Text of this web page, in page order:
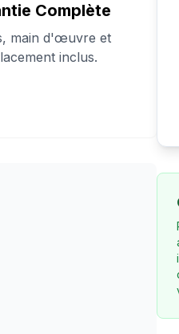
Complète
main d'œuvre et
inclus.